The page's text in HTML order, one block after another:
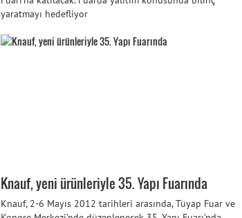
yaratmayı hedefliyor
Knauf, yeni ürünleriyle 35. Yapı Fuarında
Knauf, 2-6 Mayıs 2012 tarihleri arasında, Tüyap Fuar ve